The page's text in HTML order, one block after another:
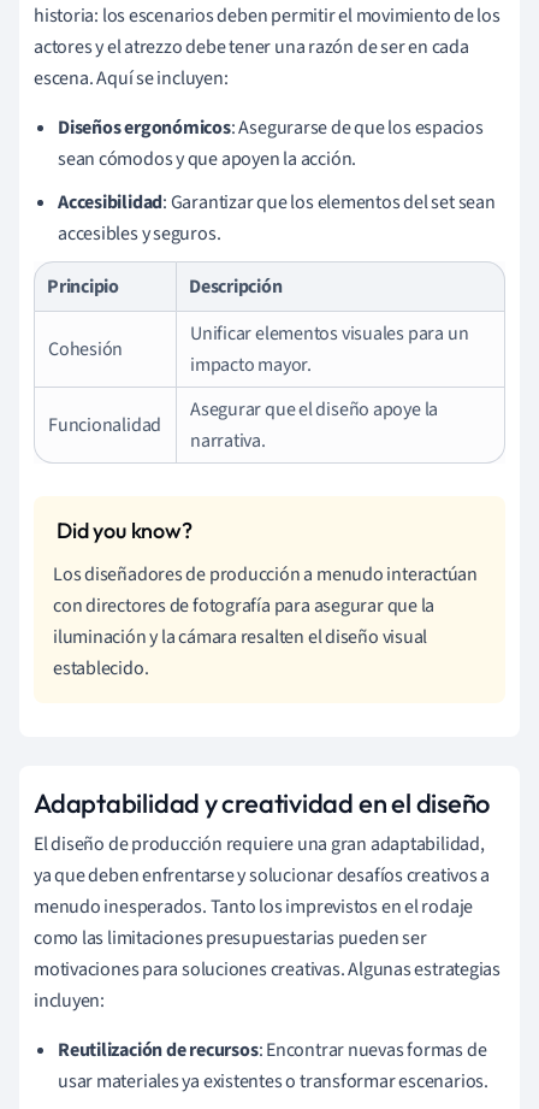
historia: los escenarios deben permitir el movimiento de los
actores y el atrezzo debe tener una razón de ser en cada
escena. Aquí se incluyen:
Diseños ergonómicos: Asegurarse de que los espacios
sean cómodos y que apoyen la acción.
Accesibilidad: Garantizar que los elementos del set sean
accesibles y seguros.
Principio
Descripción
Cohesión
Unificar elementos visuales para un
impacto mayor.
Funcionalidad
Asegurar que el diseño apoye la
narrativa.
Los diseñadores de producción a menudo interactúan
con directores de fotografía para asegurar que la
iluminación y la cámara resalten el diseño visual
establecido.
Adaptabilidad y creatividad en el diseño
El diseño de producción requiere una gran adaptabilidad,
ya que deben enfrentarse y solucionar desafíos creativos a
menudo inesperados. Tanto los imprevistos en el rodaje
como las limitaciones presupuestarias pueden ser
motivaciones para soluciones creativas. Algunas estrategias
incluyen:
Reutilización de recursos: Encontrar nuevas formas de
usar materiales ya existentes o transformar escenarios.